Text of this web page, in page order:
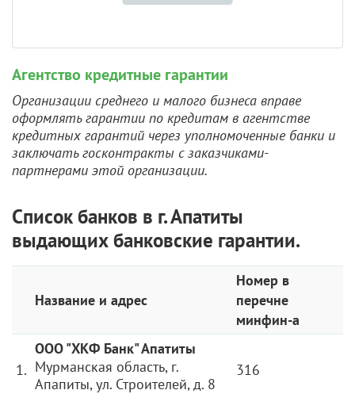
Агентство кредитные гарантии
Организации среднего и малого бизнеса вправе
оформлять гарантии по кредитам в агентстве
кредитных гарантий через уполномоченные банки и
заключать госконтракты с заказчиками-
партнерами этой организации.
Список банков в г. Апатиты
выдающих банковские гарантии.
Название и адрес
Номер в
перечне
минфин-а
1.
ООО "ХКФ Банк" Апатиты
Мурманская область, г.
Апапиты, ул. Строителей, д. 8
316